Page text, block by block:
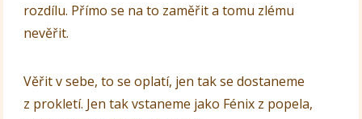
rozdílu. Přímo se na to zaměřit a tomu zlému
nevěřit.
Věřit v sebe, to se oplatí, jen tak se dostaneme
z prokletí. Jen tak vstaneme jako Fénix z popela,